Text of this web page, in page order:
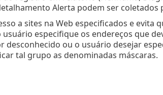
Alerta podem ser coletados
a sites na Web especificados e evita
especifique os endereços que
ou o usuário desejar
tal grupo as denominadas máscaras.